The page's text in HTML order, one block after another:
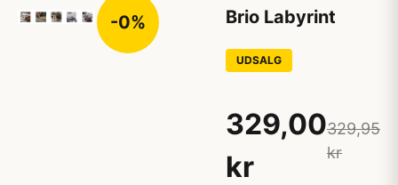
-0% Brio Labyrint
UDSALG
329,00
kr
329,95
kr